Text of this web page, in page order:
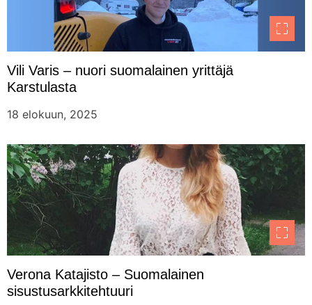
Vili Varis – nuori suomalainen yrittäjä
Karstulasta
18 elokuun, 2025
Verona Katajisto – Suomalainen
sisustusarkkitehtuuri